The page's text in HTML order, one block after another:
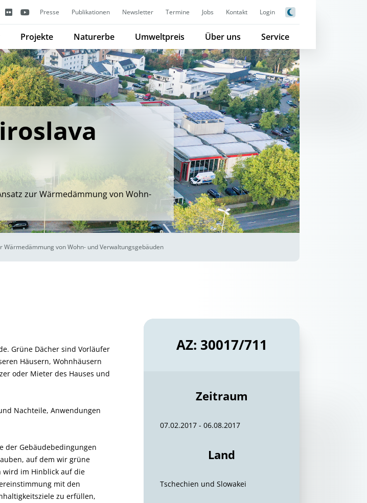
Presse Publikationen Newsletter Termine Jobs Kontakt Login
Projekte Naturerbe Umweltpreis Über uns Service
zur Wärmedämmung von Wohn-
von Wohn- und Verwaltungsgebäuden
Grüne Dächer sind Vorläufer
Häusern, Wohnhäusern
oder Mieter des Hauses und
Nachteile, Anwendungen
der Gebäudebedingungen
auf dem wir grüne
wird im Hinblick auf die
mit den
zu erfüllen,
AZ: 30017/711
Zeitraum
07.02.2017 - 06.08.2017
Land
Tschechien und Slowakei